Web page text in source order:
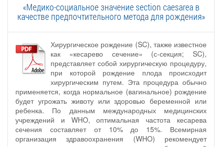
«Медико-социальное значение section caesarea в
качестве предпочтительного метода для рождения»
Хирургическое рождение (SC), также известное
как «кесарево сечение» (с-секция; SC),
представляет собой хирургическую процедуру,
при которой рождение плода происходит
хирургическим путем. Эта процедура обычно
применяется, когда нормальное (вагинальное) рождение
будет угрожать животу или здоровью беременной или
ребенка. По данным международных медицинских
учреждений и WHO, оптимальная частота кесарева
сечения составляет от 10% до 15%. Всемирная
организация здравоохранения (WHO) рекомендует